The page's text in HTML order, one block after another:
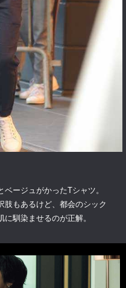
ージュがかったTシャツ。
肢もあるけど、都会のシック
馴染ませるのが正解。